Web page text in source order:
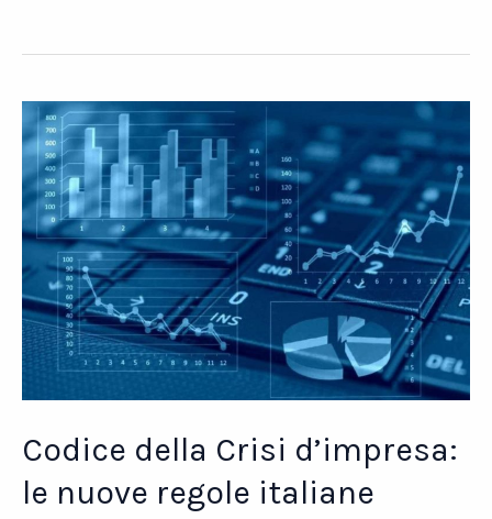
dei
filati
Codice della Crisi d’impresa:
le nuove regole italiane